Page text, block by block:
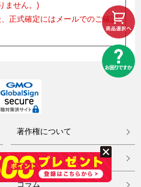
ません。)
正式確定にはメールでのご確認
著作権について
リンク集
コラム